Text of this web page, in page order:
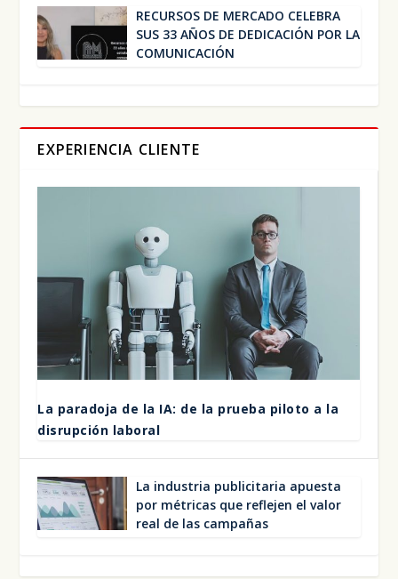
RECUR­SOS DE MER­CA­DO CELE­BRA
SUS 33 AÑOS DE DEDI­CA­CIÓN POR LA
COMU­NI­CA­CIÓN
EXPERIENCIA CLIENTE
La para­do­ja de la IA: de la prue­ba pilo­to a la
dis­rup­ción labo­ral
La indus­tria publi­ci­ta­ria apues­ta
por métri­cas que refle­jen el valor
real de las cam­pa­ñas